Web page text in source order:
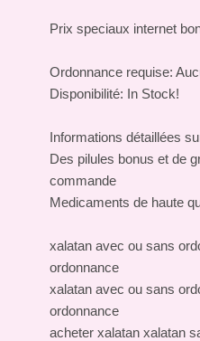
Prix speciaux internet
Ordonnance requise:
Disponibilité: In Stock!
Informations détaillées
Des pilules bonus et de
commande
Medicaments de haute
xalatan avec ou sans
ordonnance
xalatan avec ou sans
ordonnance
acheter xalatan xalatan